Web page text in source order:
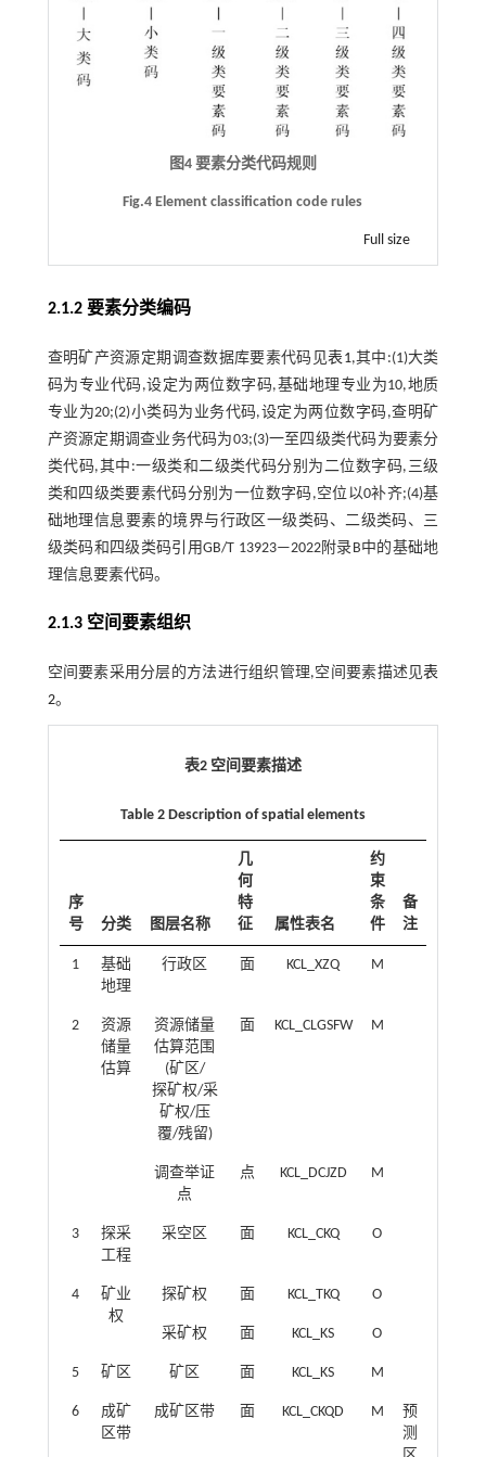
图4 要素分类代码规则
Fig.4 Element classification code rules
Full size
2.1.2 要素分类编码
查明矿产资源定期调查数据库要素代码见表1,其中:(1)大类
码为专业代码,设定为两位数字码,基础地理专业为10,地质
专业为20;(2)小类码为业务代码,设定为两位数字码,查明矿
产资源定期调查业务代码为03;(3)一至四级类代码为要素分
类代码,其中:一级类和二级类代码分别为二位数字码,三级
类和四级类要素代码分别为一位数字码,空位以0补齐;(4)基
础地理信息要素的境界与行政区一级类码、二级类码、三
级类码和四级类码引用GB/T 13923—2022附录B中的基础地
理信息要素代码。
2.1.3 空间要素组织
空间要素采用分层的方法进行组织管理,空间要素描述见表
2。
表2 空间要素描述
Table 2 Description of spatial elements
序
号
分类 图层名称
几
何
特
征
属性表名
约
束
条
件
备
注
1
基础
地理
行政区 面 KCL_XZQ M
2
资源
储量
估算
资源储量
估算范围
(矿区/
探矿权/采
矿权/压
覆/残留)
面 KCL_CLGSFW M
调查举证
点
点 KCL_DCJZD M
3
探采
工程
采空区 面 KCL_CKQ O
4
矿业
权
探矿权 面 KCL_TKQ O
采矿权 面 KCL_KS O
5 矿区 矿区 面 KCL_KS M
6
成矿
区带
成矿区带 面 KCL_CKQD M
预
测